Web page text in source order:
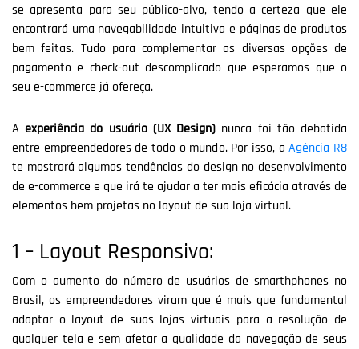
se apresenta para seu público-alvo, tendo a certeza que ele
encontrará uma navegabilidade intuitiva e páginas de produtos
bem feitas. Tudo para complementar as diversas opções de
pagamento e check-out descomplicado que esperamos que o
seu e-commerce já ofereça.
A experiência do usuário (UX Design) nunca foi tão debatida
entre empreendedores de todo o mundo. Por isso, aAgência R8
te mostrará algumas tendências do design no desenvolvimento
de e-commerce e que irá te ajudar a ter mais eficácia através de
elementos bem projetas no layout de sua loja virtual.
1 – Layout Responsivo:
Com o aumento do número de usuários de smarthphones no
Brasil, os empreendedores viram que é mais que fundamental
adaptar o layout de suas lojas virtuais para a resolução de
qualquer tela e sem afetar a qualidade da navegação de seus